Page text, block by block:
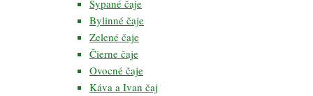
Sypané čaje
Bylinné čaje
Zelené čaje
Čierne čaje
Ovocné čaje
Káva a Ivan čaj